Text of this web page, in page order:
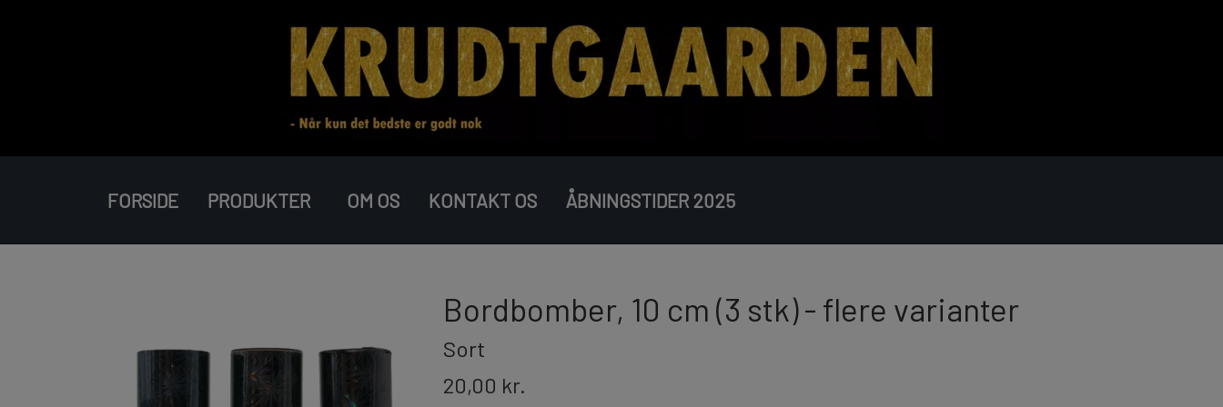
FORSIDE PRODUKTER
JORGE FIREWORKS
J-FIREWORKS
COMPOUND BATTERIER BOMBERØR JUNIOR - OG FAMILIEKRUDT
OM OS KONTAKT OS ÅBNINGSTIDER 2025
Bordbomber, 10 cm (3 stk) - flere varianter
Sort
20,00 kr.